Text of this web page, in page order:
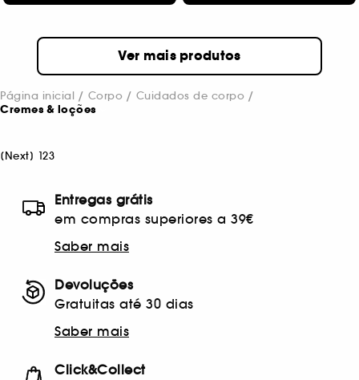
Ver mais produtos
Página inicial Corpo Cuidados de corpo
Cremes & loções
[Next] 123
Entregas grátis
em compras superiores a 39€
Saber mais
Devoluções
Gratuitas até 30 dias
Saber mais
Click&Collect